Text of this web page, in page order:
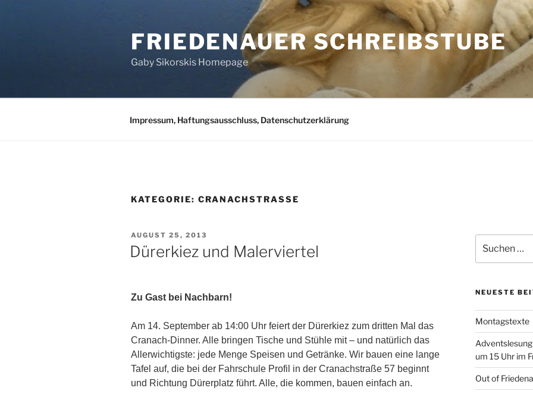
FRIEDENAUER SCHREIBSTUBE
Gaby Sikorskis Homepage
Impressum, Haftungsausschluss, Datenschutzerklärung
KATEGORIE: CRANACHSTRASSE
VERÖFFENTLICHT
AM
AUGUST 25, 2013
Dürerkiez und Malerviertel
Zu Gast bei Nachbarn!
Am 14. September ab 14:00 Uhr feiert der Dürerkiez zum dritten Mal das
Cranach-Dinner. Alle bringen Tische und Stühle mit – und natürlich das
Allerwichtigste: jede Menge Speisen und Getränke. Wir bauen eine lange
Tafel auf, die bei der Fahrschule Profil in der Cranachstraße 57 beginnt
und Richtung Dürerplatz führt. Alle, die kommen, bauen einfach an.
nach:
NEUESTE
Montagstexte
um 15 Uhr im
Out of